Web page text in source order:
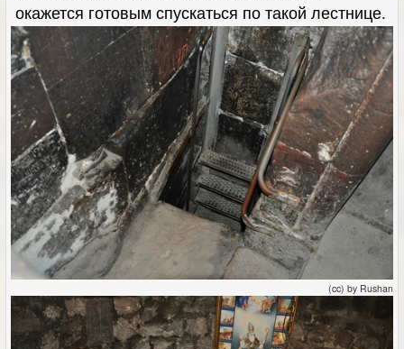
окажется готовым спускаться по такой лестнице.
(cc) by Rushan